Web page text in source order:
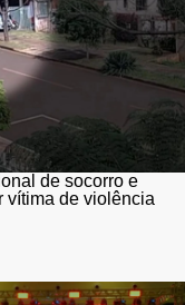
de socorro e
vítima de violência